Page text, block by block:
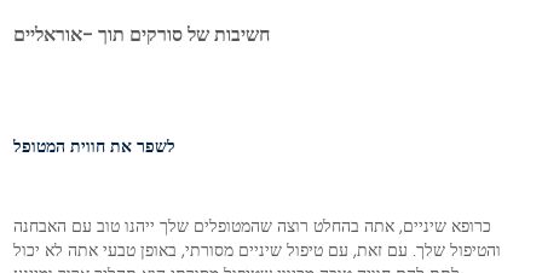
חשיבות של סורקים תוך -אוראליים
לשפר את חווית המטופל
כרופא שיניים, אתה בהחלט רוצה שהמטופלים שלך ייהנו טוב עם האבחנה
והטיפול שלך. עם זאת, עם טיפול שיניים מסורתי, באופן טבעי אתה לא יכול